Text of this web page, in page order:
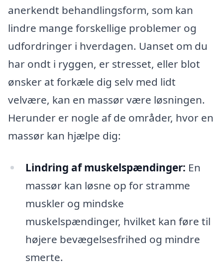
anerkendt behandlingsform, som kan
lindre mange forskellige problemer og
udfordringer i hverdagen. Uanset om du
har ondt i ryggen, er stresset, eller blot
ønsker at forkæle dig selv med lidt
velvære, kan en massør være løsningen.
Herunder er nogle af de områder, hvor en
massør kan hjælpe dig:
Lindring af muskelspændinger: En
massør kan løsne op for stramme
muskler og mindske
muskelspændinger, hvilket kan føre til
højere bevægelsesfrihed og mindre
smerte.